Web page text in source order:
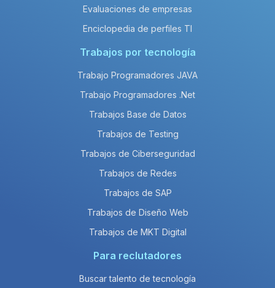
Evaluaciones de empresas
Enciclopedia de perfiles TI
Trabajos por tecnología
Trabajo Programadores JAVA
Trabajo Programadores .Net
Trabajos Base de Datos
Trabajos de Testing
Trabajos de Ciberseguridad
Trabajos de Redes
Trabajos de SAP
Trabajos de Diseño Web
Trabajos de MKT Digital
Para reclutadores
Buscar talento de tecnología